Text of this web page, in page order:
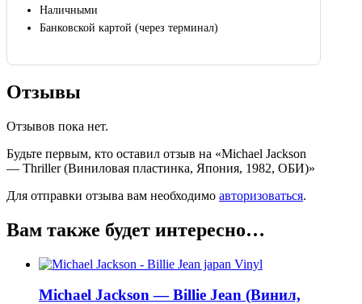
Наличными
Банковской картой (через терминал)
Отзывы
Отзывов пока нет.
Будьте первым, кто оставил отзыв на «Michael Jackson
— Thriller (Виниловая пластинка, Япония, 1982, ОБИ)»
Для отправки отзыва вам необходимо авторизоваться.
Вам также будет интересно…
Michael Jackson — Billie Jean (Винил,